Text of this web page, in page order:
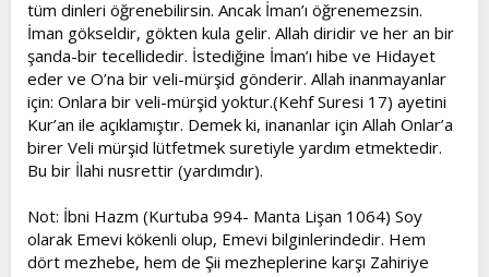
tüm dinleri öğrenebilirsin. Ancak İman’ı öğrenemezsin.
İman gökseldir, gökten kula gelir. Allah diridir ve her an bir
şanda-bir tecellidedir. İstediğine İman’ı hibe ve Hidayet
eder ve O’na bir veli-mürşid gönderir. Allah inanmayanlar
için: Onlara bir veli-mürşid yoktur.(Kehf Suresi 17) ayetini
Kur’an ile açıklamıştır. Demek ki, inananlar için Allah Onlar’a
birer Veli mürşid lütfetmek suretiyle yardım etmektedir.
Bu bir İlahi nusrettir (yardımdır).
Not: İbni Hazm (Kurtuba 994- Manta Lişan 1064) Soy
olarak Emevi kökenli olup, Emevi bilginlerindedir. Hem
dört mezhebe, hem de Şii mezheplerine karşı Zahiriye